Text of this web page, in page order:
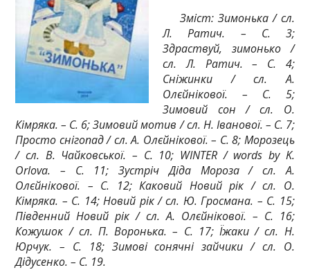
Зміст: Зимонька / сл.
Л. Ратич. – С. 3;
Здраствуй, зимонько /
сл. Л. Ратич. – С. 4;
Сніжинки / сл. А.
Олєйнікової. – С. 5;
Зимовий сон / сл. О.
Кімряка. – С. 6; Зимовий мотив / сл. Н. Іванової. – С. 7;
Просто снігопад / сл. А. Олєйнікової. – С. 8; Морозець
/ сл. В. Чайковської. – С. 10; WINTER / words by K.
Orlova. – С. 11; Зустріч Діда Мороза / сл. А.
Олєйнікової. – С. 12; Каковий Новий рік / сл. О.
Кімряка. – С. 14; Новий рік / сл. Ю. Гросмана. – С. 15;
Південний Новий рік / сл. А. Олєйнікової. – С. 16;
Кожушок / сл. П. Воронька. – С. 17; Їжаки / сл. Н.
Юрчук. – С. 18; Зимові сонячні зайчики / сл. О.
Дідусенко. – С. 19.